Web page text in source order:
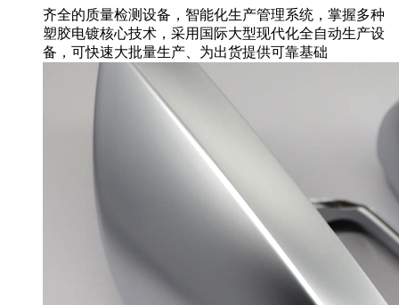
齐全的质量检测设备，智能化生产管理系统，掌握多种
塑胶电镀核心技术，采用国际大型现代化全自动生产设
备，可快速大批量生产、为出货提供可靠基础